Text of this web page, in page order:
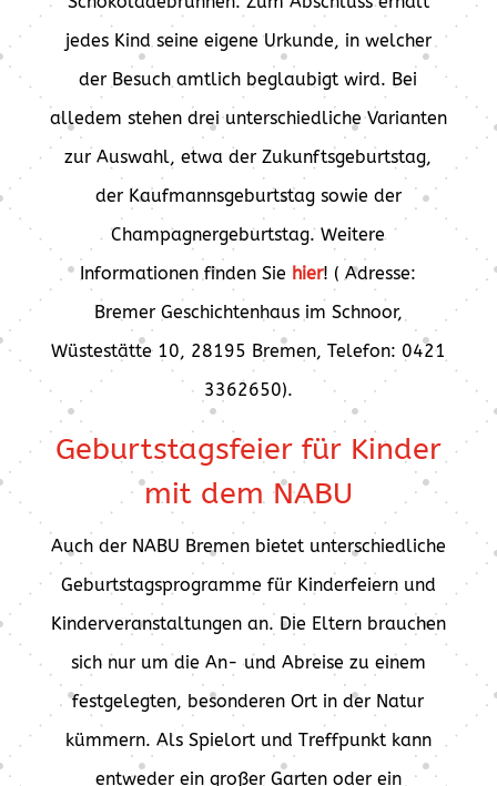
jedes Kind seine eigene Urkunde, in welcher
der Besuch amtlich beglaubigt wird. Bei
alledem stehen drei unterschiedliche Varianten
zur Auswahl, etwa der Zukunftsgeburtstag,
der Kaufmannsgeburtstag sowie der
Champagnergeburtstag. Weitere
Informationen finden Sie hier! ( Adresse:
Bremer Geschichtenhaus im Schnoor,
Wüstestätte 10, 28195 Bremen, Telefon: 0421
3362650).
Geburtstagsfeier für Kinder
mit dem NABU
Auch der NABU Bremen bietet unterschiedliche
Geburtstagsprogramme für Kinderfeiern und
Kinderveranstaltungen an. Die Eltern brauchen
sich nur um die An- und Abreise zu einem
festgelegten, besonderen Ort in der Natur
kümmern. Als Spielort und Treffpunkt kann
entweder ein großer Garten oder ein